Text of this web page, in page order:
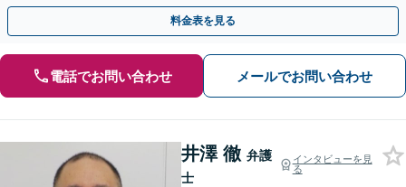
ください【馬車道駅3分】【オンライン面談OK】
料金表を見る
電話でお問い合わせ メールでお問い合わせ
井澤 徹 弁護
士
インタビューを見
る